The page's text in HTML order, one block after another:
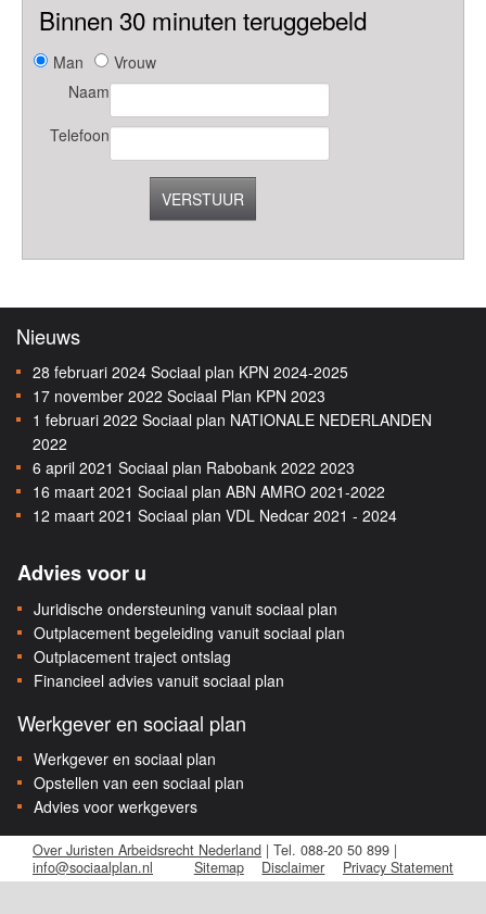
Binnen 30 minuten teruggebeld
Man
Vrouw
Naam
Telefoon
VERSTUUR
Nieuws
28 februari 2024 Sociaal plan KPN 2024-2025
17 november 2022 Sociaal Plan KPN 2023
1 februari 2022 Sociaal plan NATIONALE NEDERLANDEN
2022
6 april 2021 Sociaal plan Rabobank 2022 2023
16 maart 2021 Sociaal plan ABN AMRO 2021-2022
12 maart 2021 Sociaal plan VDL Nedcar 2021 - 2024
Advies voor u
Juridische ondersteuning vanuit sociaal plan
Outplacement begeleiding vanuit sociaal plan
Outplacement traject ontslag
Financieel advies vanuit sociaal plan
Werkgever en sociaal plan
Werkgever en sociaal plan
Opstellen van een sociaal plan
Advies voor werkgevers
Over Juristen Arbeidsrecht Nederland | Tel. 088-20 50 899 |
info@sociaalplan.nl
Sitemap Disclaimer Privacy Statement